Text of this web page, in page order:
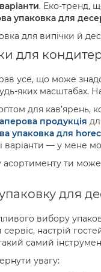
. Еко-тренд,
упаковка для
для випічки й
для
усе, що може
яких масштабах.
для кав’ярень,
продукція
упаковка для
варіанти — у мене
асортименту ти
для
вибору
сервіс, настрій
самий
увагу: